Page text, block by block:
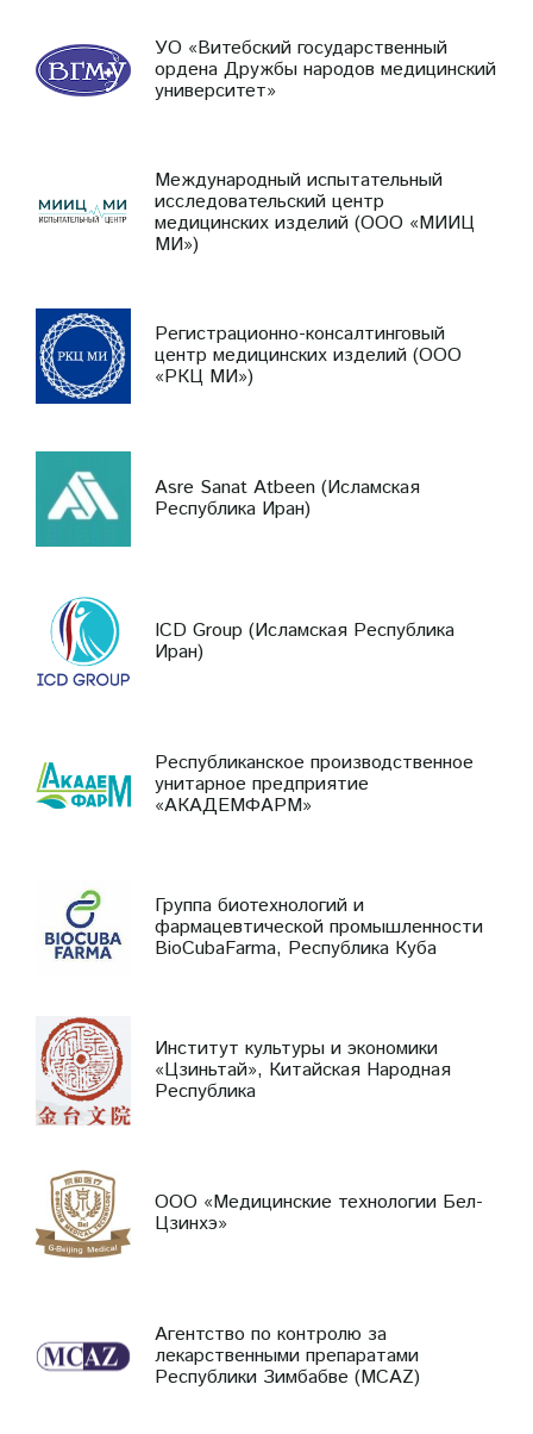
УО «Витебский государственный
ордена Дружбы народов медицинский
университет»
Международный испытательный
исследовательский центр
медицинских изделий (ООО «МИИЦ
МИ»)
Регистрационно-консалтинговый
центр медицинских изделий (ООО
«РКЦ МИ»)
Asre Sanat Atbeen (Исламская
Республика Иран)
ICD Group (Исламская Республика
Иран)
Республиканское производственное
унитарное предприятие
«АКАДЕМФАРМ»
Группа биотехнологий и
фармацевтической промышленности
BioCubaFarma, Республика Куба
Институт культуры и экономики
«Цзиньтай», Китайская Народная
Республика
ООО «Медицинские технологии Бел-
Цзинхэ»
Агентство по контролю за
лекарственными препаратами
Республики Зимбабве (MCAZ)